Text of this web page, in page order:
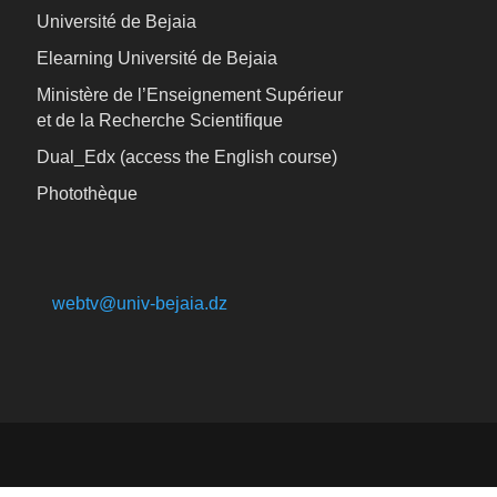
Université de Bejaia
Elearning Université de Bejaia
Ministère de l’Enseignement Supérieur
et de la Recherche Scientifique
Dual_Edx (access the English course)
Photothèque
webtv@univ-bejaia.dz